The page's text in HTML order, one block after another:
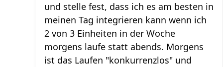
und stelle fest, dass ich es am besten in
meinen Tag integrieren kann wenn ich
2 von 3 Einheiten in der Woche
morgens laufe statt abends. Morgens
ist das Laufen "konkurrenzlos" und